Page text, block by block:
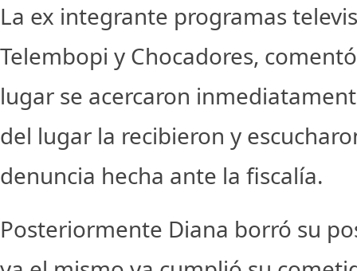
La ex integrante programas
Telembopi y Chocadores,
lugar se acercaron
del lugar la recibieron y
denuncia hecha ante la fiscalía.
Posteriormente Diana borró su